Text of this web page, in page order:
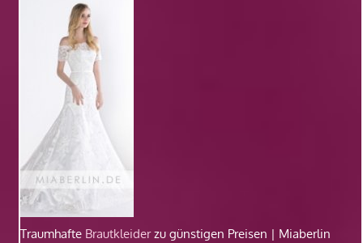
Traumhafte Brautkleiderzu günstigen Preisen | Miaberlin